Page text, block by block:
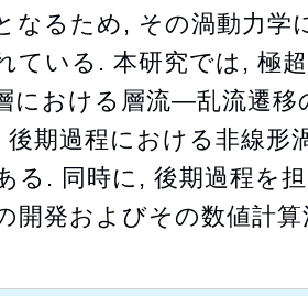
なるため, その渦動力学
ている. 本研究では, 極
における層流―乱流遷
後期過程における非線形
る. 同時に, 後期過程を
開発およびその数値計